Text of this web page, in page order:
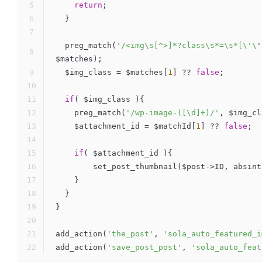
return ;
  }
  preg_match(
'/
$matches);
  $img_class = $matches[
1 ] ?? false ;
if ( $img_class ){
    preg_match(
'/wp-image-([\d]+)/' ,
    $attachment_id = $matchId[
1 ] ?? false ;
if ( $attachment_id ){
set_post_thumbnail($post->ID,
    }
  }
}
add_action( 'the_post' ,
add_action( 'save_post_post' ,